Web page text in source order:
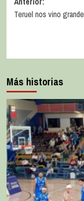
Teruel nos vino grande
Más historias